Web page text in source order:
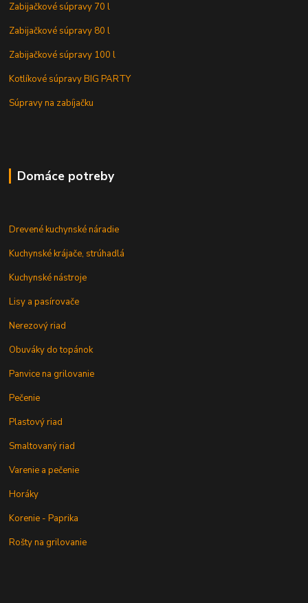
Zabijačkové súpravy 70 l
Zabijačkové súpravy 80 l
Zabijačkové súpravy 100 l
Kotlíkové súpravy BIG PARTY
Súpravy na zabíjačku
Domáce potreby
Drevené kuchynské náradie
Kuchynské krájače, strúhadlá
Kuchynské nástroje
Lisy a pasírovače
Nerezový riad
Obuváky do topánok
Panvice na grilovanie
Pečenie
Plastový riad
Smaltovaný riad
Varenie a pečenie
Horáky
Korenie - Paprika
Rošty na grilovanie